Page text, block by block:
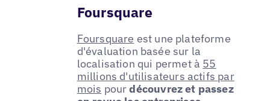
Foursquare
Foursquare est une plateforme
d'évaluation basée sur la
localisation qui permet à 55
millions d'utilisateurs actifs par
mois pourdécouvrez et passez